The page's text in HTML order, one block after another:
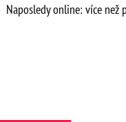
Naposledy online: více než